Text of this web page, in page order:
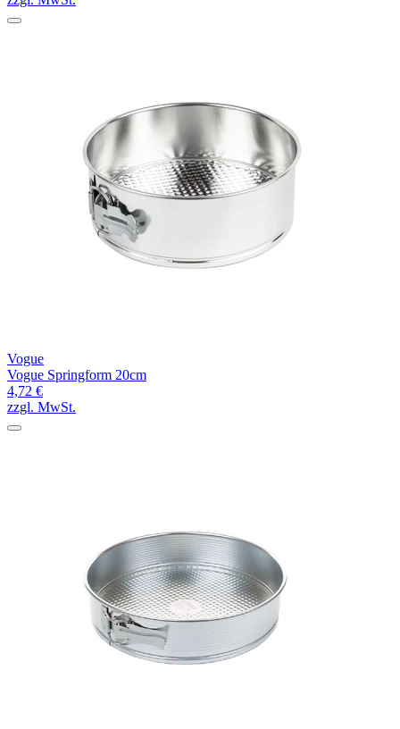
Vogue
Vogue Springform 20cm
4,72 €
zzgl. MwSt.